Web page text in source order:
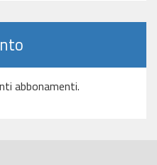
abbonamenti.